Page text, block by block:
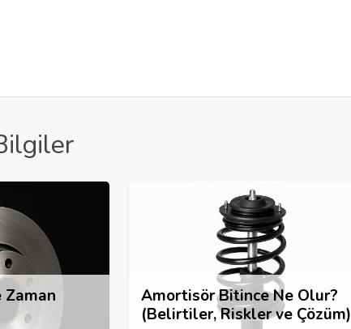
Amortisör Bitince Ne Olur?
(Belirtiler, Riskler ve Çözüm)